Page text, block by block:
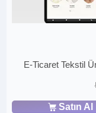
E-Ticaret Tekstil
Satın Al